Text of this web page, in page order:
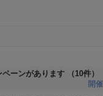
ーンがあります
（10件）
開